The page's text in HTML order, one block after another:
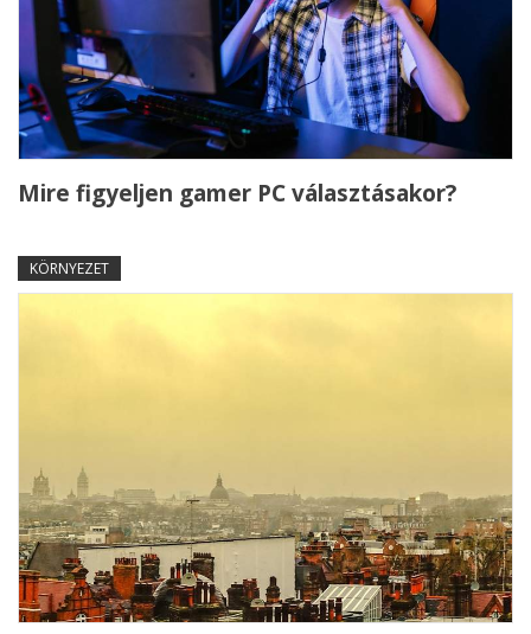
Mire figyeljen gamer PC választásakor?
KÖRNYEZET